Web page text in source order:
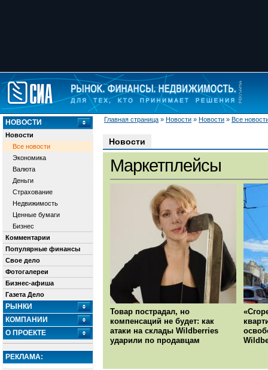
Главная страница » Новости » Новости » Все
НОВОСТИ
Новости
Все новости
Экономика
Валюта
Деньги
Страхование
Недвижимость
Ценные бумаги
Бизнес
Комментарии
Популярные финансы
Свое дело
Фотогалереи
Бизнес-афиша
Газета Дело
РЫНКИ
КОМПАНИИ
О ПРОЕКТЕ
РЕКЛАМА:
Новости
Маркетплейсы
Товар пострадал, но
компенсаций не будет: как
атаки на склады Wildberries
ударили по продавцам